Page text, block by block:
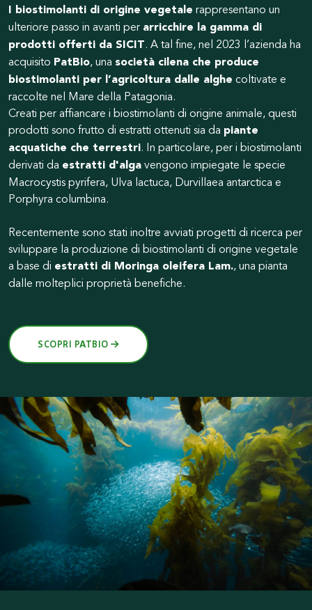
I biostimolanti di origine vegetale rappresentano un
ulteriore passo in avanti per arricchire la gamma di
prodotti offerti da SICIT. A tal fine, nel 2023 l’azienda ha
acquisito PatBio, una società cilena che produce
biostimolanti per l’agricoltura dalle alghe coltivate e
raccolte nel Mare della Patagonia.
Creati per affiancare i biostimolanti di origine animale, questi
prodotti sono frutto di estratti ottenuti sia da piante
acquatiche che terrestri. In particolare, per i biostimolanti
derivati da estratti d'algavengono impiegate le specie
Macrocystis pyrifera, Ulva lactuca, Durvillaea antarctica e
Porphyra columbina.
Recentemente sono stati inoltre avviati progetti di ricerca per
sviluppare la produzione di biostimolanti di origine vegetale
a base di estratti di Moringa oleifera Lam., una pianta
dalle molteplici proprietà benefiche.
SCOPRI PATBIO